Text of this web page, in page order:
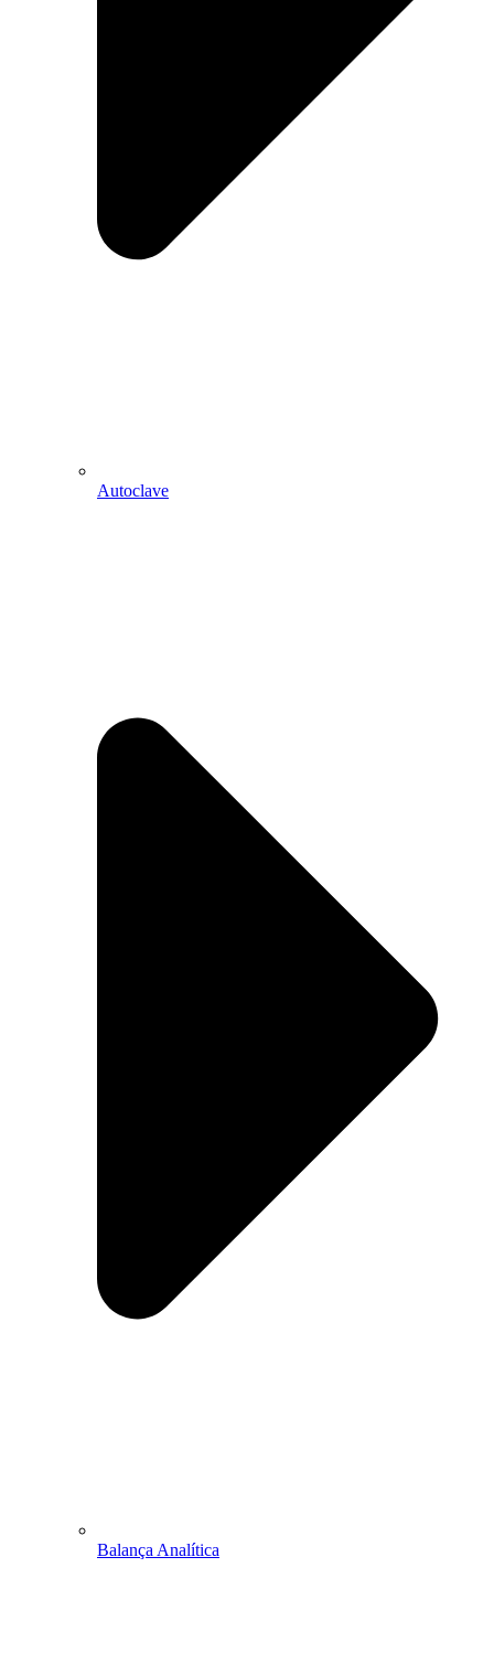
Autoclave
Balança Analítica